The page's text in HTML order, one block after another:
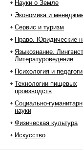
Науки о Земле
Экономика и
Сервис и туризм
Право. Юридические
Языкознание.
Литературоведение
Психология и
Технологии пищевых
производств
Социально-
науки
Физическая культура
Искусство